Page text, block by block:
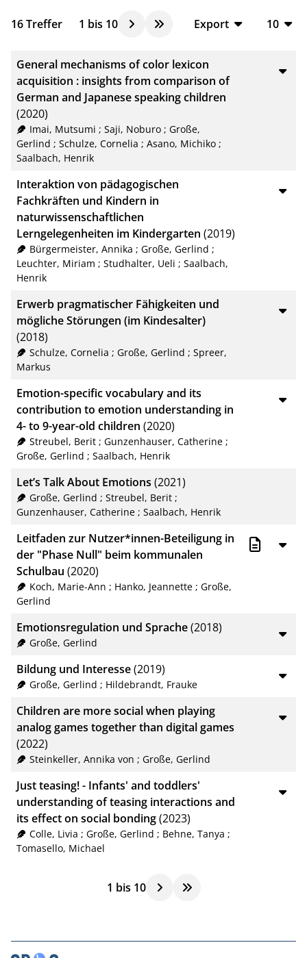
16Treffer 1 bis 10
Export
CSV
RIS
10
20
General mechanisms of color lexicon
acquisition : insights from comparison of
German and Japanese speaking children
(2020)
Imai, Mutsumi ; Saji, Noburo; Große,
Gerlind ; Schulze, Cornelia ; Asano, Michiko ;
Saalbach, Henrik
Interaktion von pädagogischen
Fachkräften und Kindern in
naturwissenschaftlichen
Lerngelegenheiten im Kindergarten (2019)
Bürgermeister, Annika ; Große, Gerlind ;
Leuchter, Miriam ; Studhalter, Ueli ; Saalbach,
Henrik
Erwerb pragmatischer Fähigkeiten und
mögliche Störungen (im Kindesalter)
(2018)
Schulze, Cornelia ; Große, Gerlind ; Spreer,
Markus
Emotion-specific vocabulary and its
contribution to emotion understanding in
4- to 9-year-old children (2020)
Streubel, Berit; Gunzenhauser, Catherine;
Große, Gerlind ; Saalbach, Henrik
Let’s Talk About Emotions (2021)
Große, Gerlind ; Streubel, Berit;
Gunzenhauser, Catherine ; Saalbach, Henrik
Leitfaden zur Nutzer*innen-Beteiligung in
der "Phase Null" beim kommunalen
Schulbau (2020)
Koch, Marie-Ann ; Hanko, Jeannette; Große,
Gerlind
Emotionsregulation und Sprache(2018)
Große, Gerlind
Bildung und Interesse(2019)
Große, Gerlind ; Hildebrandt, Frauke
Children are more social when playing
analog games together than digital games
(2022)
Steinkeller, Annika von ; Große, Gerlind
Just teasing! - Infants' and toddlers'
understanding of teasing interactions and
its effect on social bonding(2023)
Colle, Livia ; Große, Gerlind ; Behne, Tanya ;
Tomasello, Michael
1 bis 10